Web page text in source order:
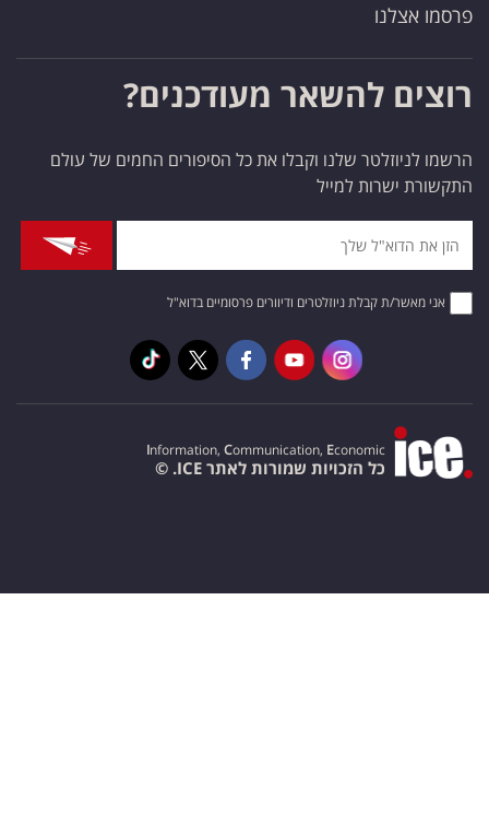
פרסמו אצלנו
רוצים להשאר מעודכנים?
הרשמו לניוזלטר שלנו וקבלו את כל הסיפורים החמים של עולם
התקשורת ישרות למייל
אני מאשר/ת קבלת ניוזלטרים ודיוורים פרסומיים בדוא"ל
Information, Communication, Economic
כל הזכויות שמורות לאתר ICE. ©